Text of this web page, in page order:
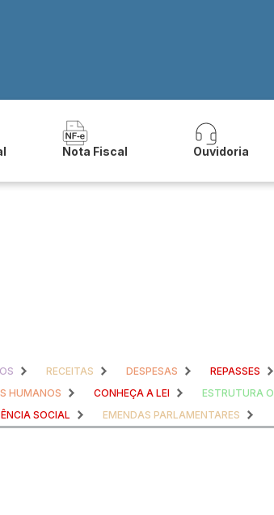
Nota Fiscal Ouvidoria
RECEITAS DESPESAS REPASSES
HUMANOS CONHEÇA A LEI ESTRUTURA
SOCIAL EMENDAS PARLAMENTARES